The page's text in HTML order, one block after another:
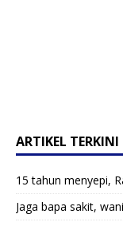
ARTIKEL TERKINI
15 tahun menyepi,
Jaga bapa sakit,